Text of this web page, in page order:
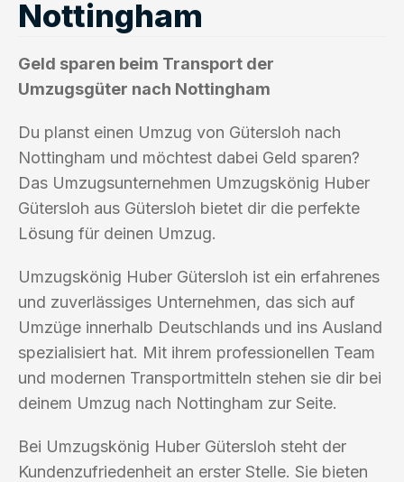
Nottingham
Geld sparen beim Transport der
Umzugsgüter nach Nottingham
Du planst einen Umzug von Gütersloh nach
Nottingham und möchtest dabei Geld sparen?
Das Umzugsunternehmen Umzugskönig Huber
Gütersloh aus Gütersloh bietet dir die perfekte
Lösung für deinen Umzug.
Umzugskönig Huber Gütersloh ist ein erfahrenes
und zuverlässiges Unternehmen, das sich auf
Umzüge innerhalb Deutschlands und ins Ausland
spezialisiert hat. Mit ihrem professionellen Team
und modernen Transportmitteln stehen sie dir bei
deinem Umzug nach Nottingham zur Seite.
Bei Umzugskönig Huber Gütersloh steht der
Kundenzufriedenheit an erster Stelle. Sie bieten